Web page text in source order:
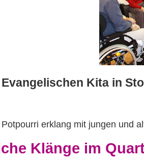
Kita in
erklang mit jungen und
Klänge im